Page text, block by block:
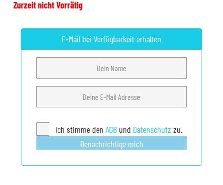
Zurzeit nicht Vorrätig
E-Mail bei Verfügbarkeit erhalten
Ich stimme denAGB und Datenschutz zu.
Benachrichtige mich